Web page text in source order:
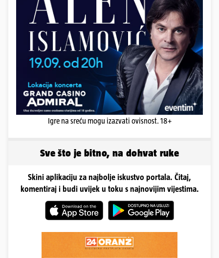
Igre na sreću mogu izazvati ovisnost. 18+
Sve što je bitno, na dohvat ruke
Skini aplikaciju za najbolje iskustvo portala. Čitaj,
komentiraj i budi uvijek u toku s najnovijim vijestima.